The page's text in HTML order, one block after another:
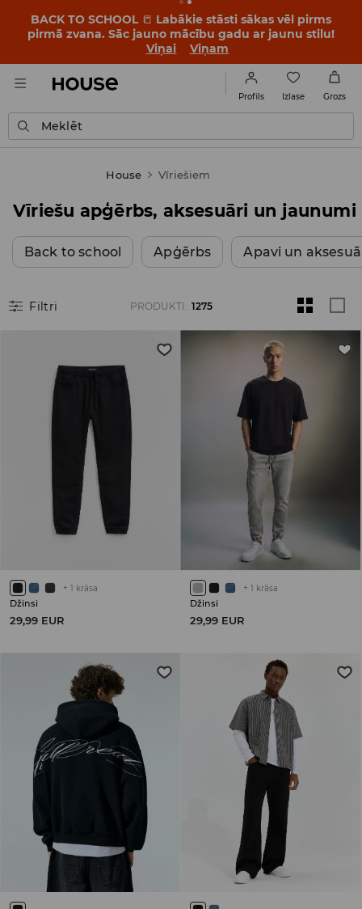
BACK TO SCHOOL 📒 Labākie stāsti sākas vēl pirms
pirmā zvana. Sāc jauno mācību gadu ar jaunu stilu!
Viņai
Viņam
Profils Izlase Grozs
Meklēt
House Vīriešiem
Vīriešu apģērbs, aksesuāri un jaunumi
Back to school Apģērbs Apavi un
Filtri PRODUKTI : 1275
+ 1 krāsa
Džinsi
29,99 EUR
+ 1 krāsa
Džinsi
29,99 EUR